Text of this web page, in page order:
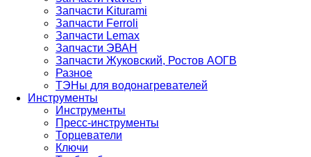
Запчасти Kiturami
Запчасти Ferroli
Запчасти Lemax
Запчасти ЭВАН
Запчасти Жуковский, Ростов АОГВ
Разное
ТЭНы для водонагревателей
Инструменты
Инструменты
Пресс-инструменты
Торцеватели
Ключи